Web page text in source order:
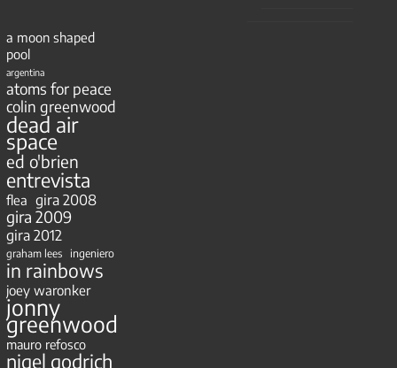
a moon shaped
pool
argentina
atoms for peace
colin greenwood
dead air
space
ed o'brien
entrevista
flea gira 2008
gira 2009
gira 2012
graham lees ingeniero
in rainbows
joey waronker
jonny
greenwood
mauro refosco
nigel godrich